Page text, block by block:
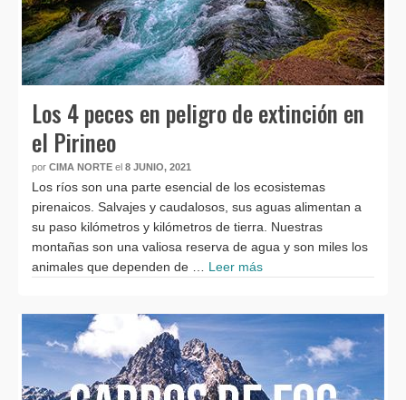
Los 4 peces en peligro de extinción en
el Pirineo
por CIMA NORTE el 8 JUNIO, 2021
Los ríos son una parte esencial de los ecosistemas
pirenaicos. Salvajes y caudalosos, sus aguas alimentan a
su paso kilómetros y kilómetros de tierra. Nuestras
montañas son una valiosa reserva de agua y son miles los
animales que dependen de … Leer más